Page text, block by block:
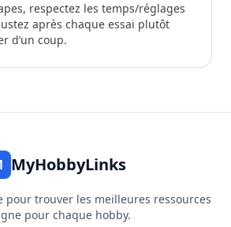
respectez les temps/réglages
après chaque essai plutôt
d’un coup.
MyHobbyLinks
pour trouver les meilleures ressources
pour chaque hobby.